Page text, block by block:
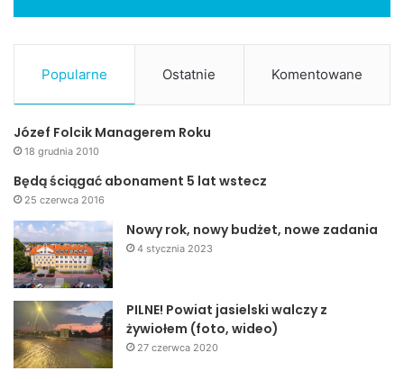
tę prawdę, która była przemilczana, która była
przekłamana, która była fałszowana muszę przekazywać
młodemu pokoleniu. Uważam, że mamy posłannictwo,
obowiązek patriotyczny i jeśli zapraszają nas, to naszym
obowiązkiem jest iść do szkół i opowiadać o tamtych
wydarzeniach. My jesteśmy ostatnimi świadkami tamtych
wydarzeń– tłumaczyła Barbara Powroźnik
Popularne Ostatnie Komentowane
Józef Folcik Managerem Roku
18 grudnia 2010
Będą ściągać abonament 5 lat wstecz
25 czerwca 2016
Nowy rok, nowy budżet, nowe zadania
4 stycznia 2023
PILNE! Powiat jasielski walczy z
żywiołem (foto, wideo)
27 czerwca 2020